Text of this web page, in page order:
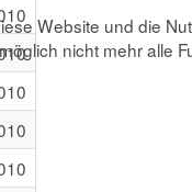
Website und die
nicht mehr alle